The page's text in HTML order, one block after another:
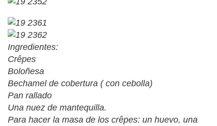
Ingredientes:
Crêpes
Boloñesa
Bechamel de cobertura ( con cebolla)
Pan rallado
Una nuez de mantequilla.
Para hacer la masa de los crêpes: un huevo, una